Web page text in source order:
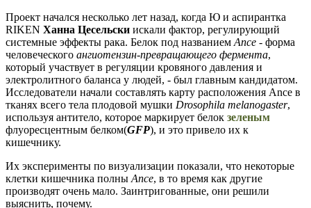
Проект начался несколько лет назад, когда Ю и аспирантка
RIKEN Ханна Цесельски искали фактор, регулирующий
системные эффекты рака. Белок под названием Ance - форма
человеческого ангиотензин-превращающего фермента,
который участвует в регуляции кровяного давления и
электролитного баланса у людей, - был главным кандидатом.
Исследователи начали составлять карту расположения Ance в
тканях всего тела плодовой мушки Drosophila melanogaster,
используя антитело, которое маркирует белок зеленым
флуоресцентным белком(GFP), и это привело их к
кишечнику.
Их эксперименты по визуализации показали, что некоторые
клетки кишечника полны Ance, в то время как другие
производят очень мало. Заинтригованные, они решили
выяснить, почему.